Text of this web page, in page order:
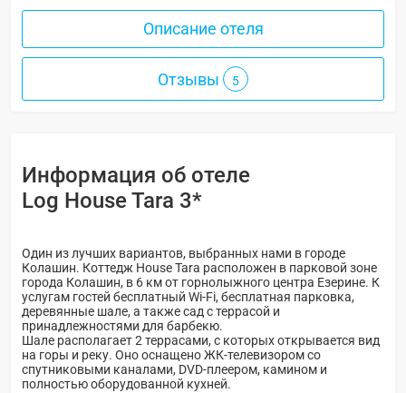
Описание отеля
Отзывы 5
Информация об отеле
Log House Tara 3*
Один из лучших вариантов, выбранных нами в городе
Колашин. Коттедж House Tara расположен в парковой зоне
города Колашин, в 6 км от горнолыжного центра Езерине. К
услугам гостей бесплатный Wi-Fi, бесплатная парковка,
деревянные шале, а также сад с террасой и
принадлежностями для барбекю.
Шале располагает 2 террасами, с которых открывается вид
на горы и реку. Оно оснащено ЖК-телевизором со
спутниковыми каналами, DVD-плеером, камином и
полностью оборудованной кухней.